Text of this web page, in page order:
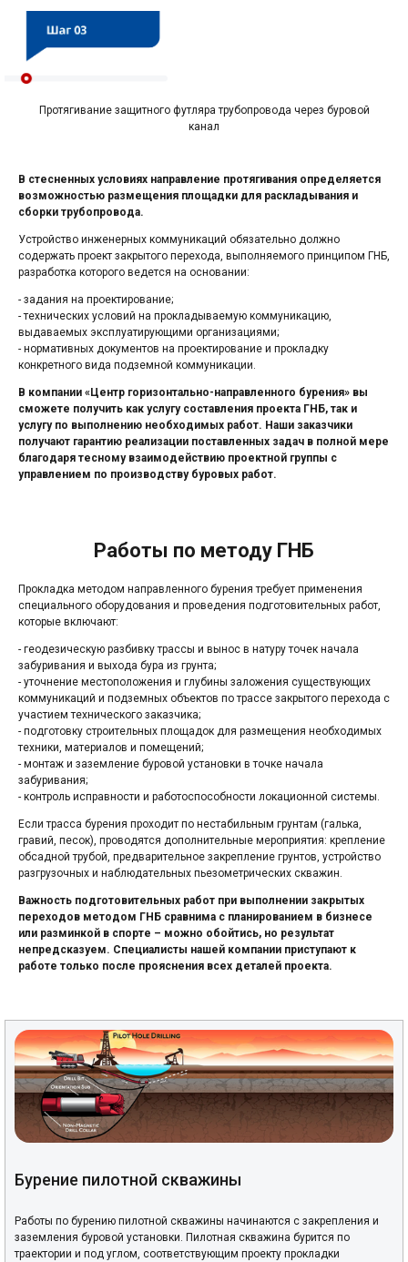
Протягивание защитного футляра трубопровода через буровой
канал
В стесненных условиях направление протягивания определяется
возможностью размещения площадки для раскладывания и
сборки трубопровода.
Устройство инженерных коммуникаций обязательно должно
содержать проект закрытого перехода, выполняемого принципом ГНБ,
разработка которого ведется на основании:
- задания на проектирование;
- технических условий на прокладываемую коммуникацию,
выдаваемых эксплуатирующими организациями;
- нормативных документов на проектирование и прокладку
конкретного вида подземной коммуникации.
В компании «Центр горизонтально-направленного бурения» вы
сможете получить как услугу составления проекта ГНБ, так и
услугу по выполнению необходимых работ. Наши заказчики
получают гарантию реализации поставленных задач в полной мере
благодаря тесному взаимодействию проектной группы с
управлением по производству буровых работ.
Работы по методу ГНБ
Прокладка методом направленного бурения требует применения
специального оборудования и проведения подготовительных работ,
которые включают:
- геодезическую разбивку трассы и вынос в натуру точек начала
забуривания и выхода бура из грунта;
- уточнение местоположения и глубины заложения существующих
коммуникаций и подземных объектов по трассе закрытого перехода с
участием технического заказчика;
- подготовку строительных площадок для размещения необходимых
техники, материалов и помещений;
- монтаж и заземление буровой установки в точке начала
забуривания;
- контроль исправности и работоспособности локационной системы.
Если трасса бурения проходит по нестабильным грунтам (галька,
гравий, песок), проводятся дополнительные мероприятия: крепление
обсадной трубой, предварительное закрепление грунтов, устройство
разгрузочных и наблюдательных пьезометрических скважин.
Важность подготовительных работ при выполнении закрытых
переходов методом ГНБ сравнима с планированием в бизнесе
или разминкой в спорте – можно обойтись, но результат
непредсказуем. Специалисты нашей компании приступают к
работе только после прояснения всех деталей проекта.
Бурение пилотной скважины
Работы по бурению пилотной скважины начинаются с закрепления и
заземления буровой установки. Пилотная скважина бурится по
траектории и под углом, соответствующим проекту прокладки